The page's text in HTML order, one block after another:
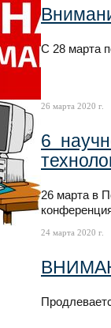
С 28 марта
26 марта 2020 г.
6
26 марта в
24 марта 2020 г.